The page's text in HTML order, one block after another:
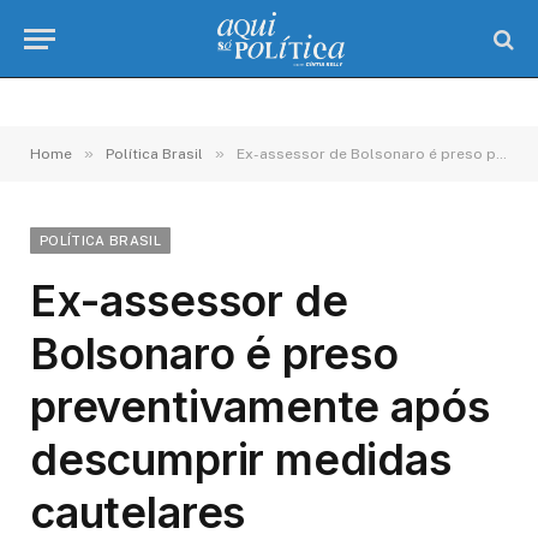
Home » Política Brasil » Ex-assessor de Bolsonaro é preso preventivamente após descumprir medidas cautelares
POLÍTICA BRASIL
Ex-assessor de
Bolsonaro é preso
preventivamente após
descumprir medidas
cautelares